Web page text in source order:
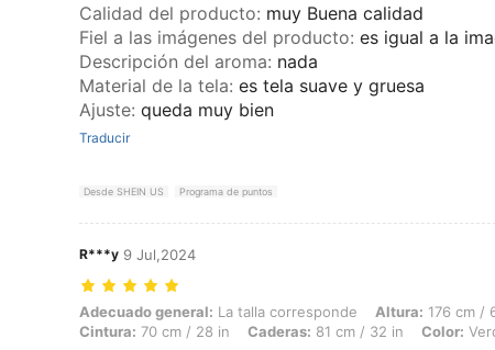
Calidad del producto: muy Buena calidad
Fiel a las imágenes del producto: es igual a la
Descripción del aroma: nada
Material de la tela: es tela suave y gruesa
Ajuste: queda muy bien
Traducir
Desde SHEIN US Programa de puntos
R***y 9 Jul,2024
Adecuado general: La talla corresponde, Altura: 176 cm / 69 in,
Adecuado general: La talla corresponde Altura: 176 cm /
Cintura: 70 cm / 28 in Caderas: 81 cm / 32 in Color: